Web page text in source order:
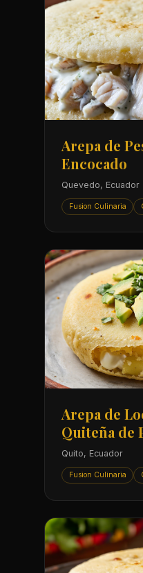
Arepa de
Encocado
Quevedo, Ecuador
Fusion Culinaria
Arepa de
Quiteña de
Quito, Ecuador
Fusion Culinaria